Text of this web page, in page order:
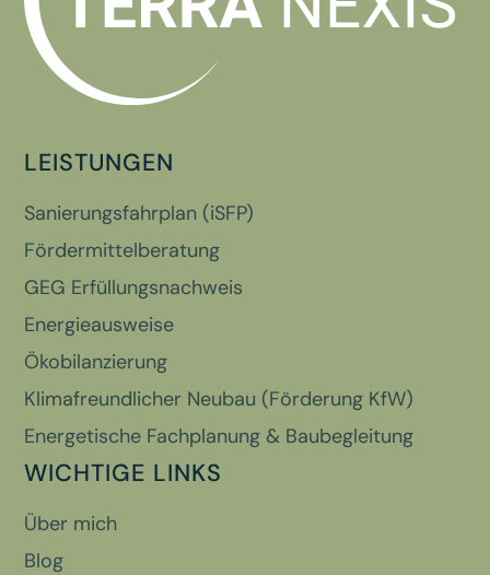
LEISTUNGEN
Sanierungsfahrplan (iSFP)
Fördermittelberatung
GEG Erfüllungsnachweis
Energieausweise
Ökobilanzierung
Klimafreundlicher Neubau (Förderung KfW)
Energetische Fachplanung & Baubegleitung
WICHTIGE LINKS
Über mich
Blog